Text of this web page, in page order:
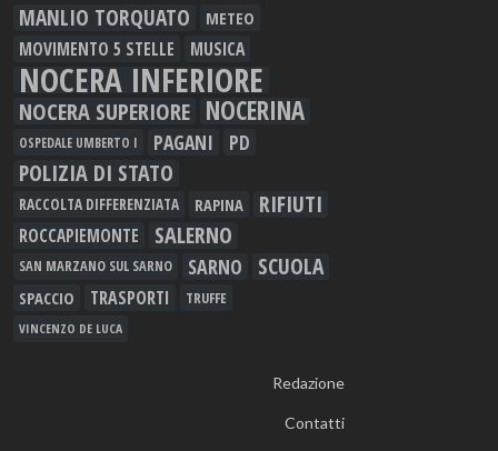
MANLIO TORQUATO METEO
MOVIMENTO 5 STELLE MUSICA
NOCERA INFERIORE
NOCERA SUPERIORE NOCERINA
OSPEDALE UMBERTO I PAGANI PD
POLIZIA DI STATO
RACCOLTA DIFFERENZIATA RAPINA RIFIUTI
ROCCAPIEMONTE SALERNO
SAN MARZANO SUL SARNO SARNO SCUOLA
SPACCIO TRASPORTI TRUFFE
VINCENZO DE LUCA
Redazione
Contatti